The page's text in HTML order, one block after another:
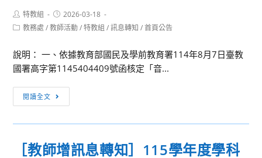
學
校
新
興
技
教
盟
Post
author:
特教組
Post
published:
2026-03-18
Post教務處 / 教師活動 / 特教組 / 訊息轉知 / 首頁公告
說明： 一、依據教育部國民及學前教育署114年8月7日臺教
國署高字第1145404409號函核定「音...
閱讀全文
息
轉
「教
［教師增訊息轉知］115學年度學科